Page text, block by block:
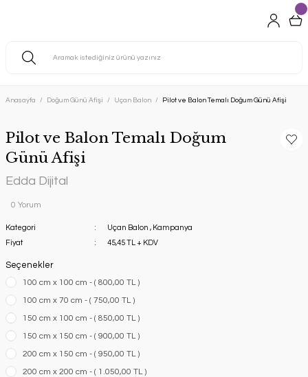
Anasayfa Doğum Günü Afişi Uçan Balon Pilot ve Balon Temalı Doğum Günü Afişi
Pilot ve Balon Temalı Doğum
Günü Afişi
Edda Dijital
0 Yorum
Kategori Uçan Balon , Kampanya
Fiyat
45,45 TL + KDV
Seçenekler
100 cm x 100 cm - ( 800,00 TL )
100 cm x 70 cm - ( 750,00 TL )
150 cm x 100 cm - ( 850,00 TL )
150 cm x 150 cm - ( 900,00 TL )
200 cm x 150 cm - ( 950,00 TL )
200 cm x 200 cm - ( 1.050,00 TL )